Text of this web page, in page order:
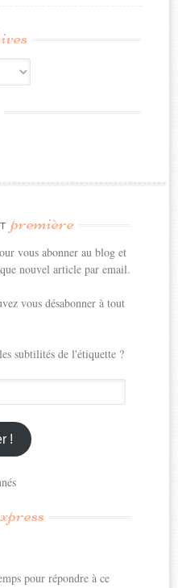
première
vous abonner au blog et
nouvel article par email.
vous désabonner à tout
subtilités de l'étiquette ?
!
pour répondre à ce